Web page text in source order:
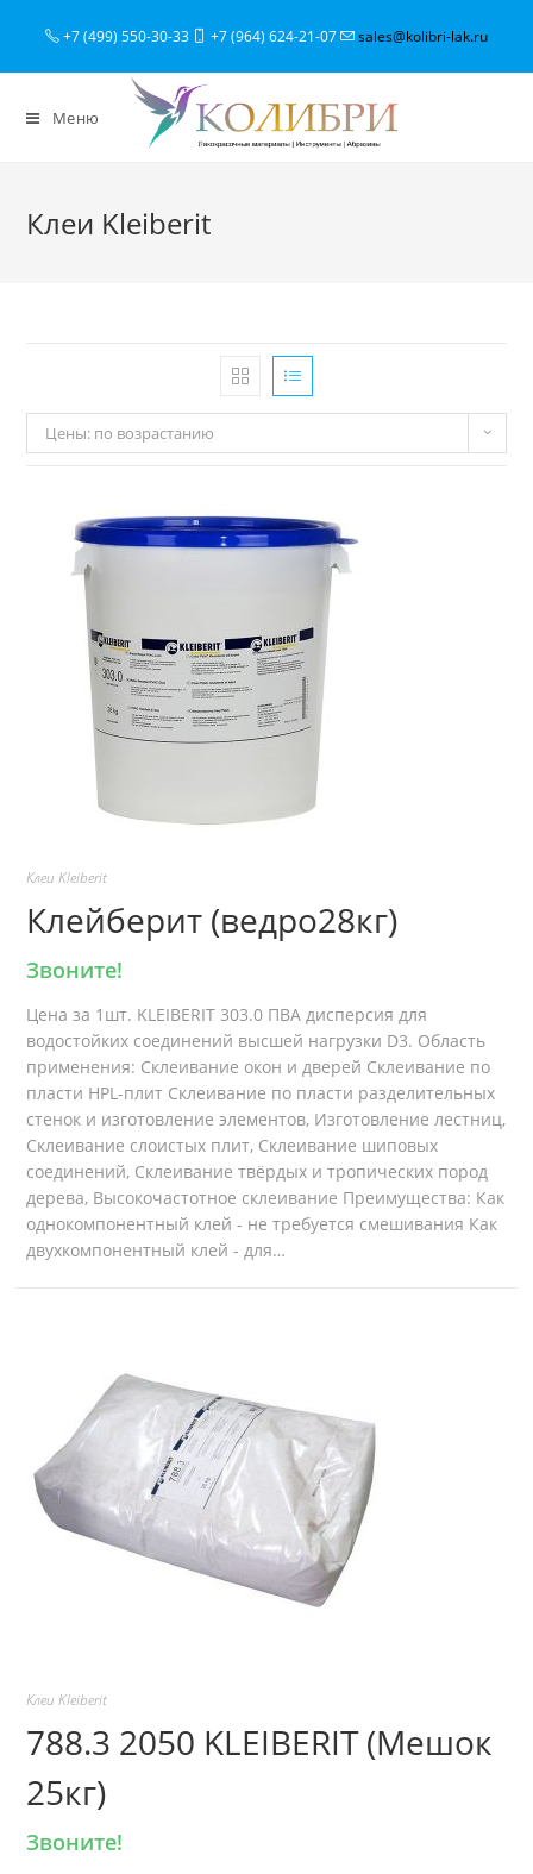
+7 (499) 550-30-33 +7 (964) 624-21-07 sales@kolibri-lak.ru
Меню
Клеи Kleiberit
Цены: по возрастанию
Клеи Kleiberit
Клейберит (ведро28кг)
Звоните!
Цена за 1шт. KLEIBERIT 303.0 ПВА дисперсия для
водостойких соединений высшей нагрузки D3. Область
применения: Склеивание окон и дверей Склеивание по
пласти HPL-плит Склеивание по пласти разделительных
стенок и изготовление элементов, Изготовление лестниц,
Склеивание слоистых плит, Склеивание шиповых
соединений, Склеивание твёрдых и тропических пород
дерева, Высокочастотное склеивание Преимущества: Как
однокомпонентный клей - не требуется смешивания Как
двухкомпонентный клей - для…
Клеи Kleiberit
788.3 2050 KLEIBERIT (Мешок
25кг)
Звоните!